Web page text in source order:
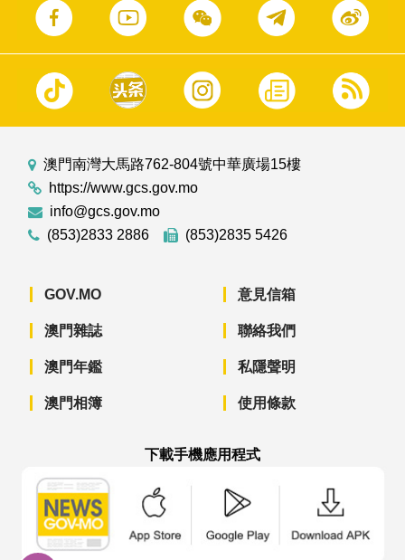
澳門南灣大馬路762-804號中華廣場15樓
https://www.gcs.gov.mo
info@gcs.gov.mo
(853)2833 2886
(853)2835 5426
GOV.MO
澳門雜誌
澳門年鑑
澳門相簿
意見信箱
聯絡我們
私隱聲明
使用條款
下載手機應用程式